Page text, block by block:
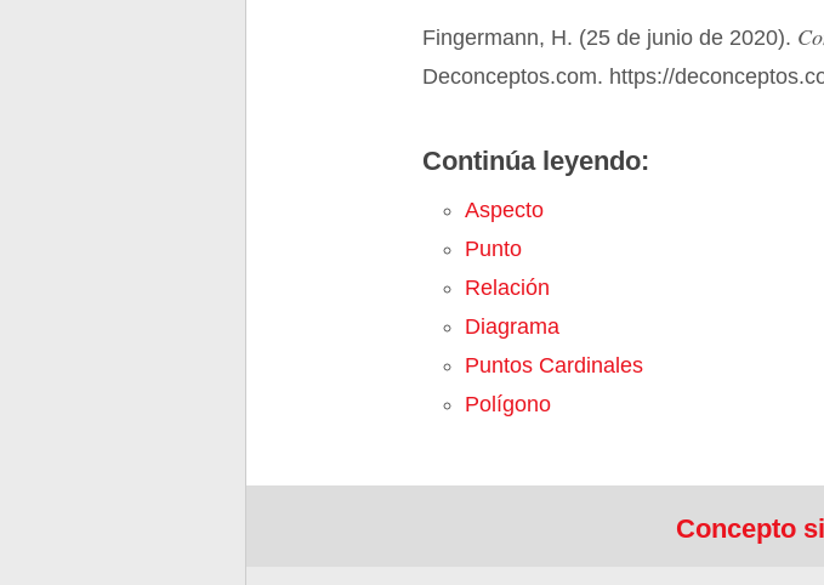
Fingermann, H. (25 de junio de 2020).
Deconceptos.com. https://
Continúa leyendo:
Aspecto
Punto
Relación
Diagrama
Puntos Cardinales
Polígono
Concepto